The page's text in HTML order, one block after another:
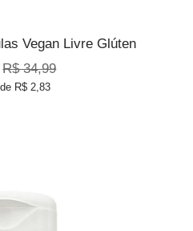
Vegan Livre Glúten
Preço
normal
R$ 34,99
R$ 2,83